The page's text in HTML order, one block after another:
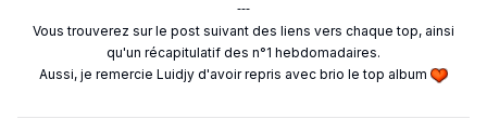
---
Vous trouverez sur le post suivant des liens vers chaque top, ainsi
qu'un récapitulatif des n°1 hebdomadaires.
Aussi, je remercie Luidjy d'avoir repris avec brio le top album